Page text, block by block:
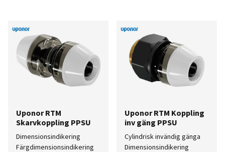
Uponor RTM
Skarvkoppling PPSU
Dimensionsindikering
Färgdimensionsindikering
Uponor RTM Koppling
inv gäng PPSU
Cylindrisk invändig gänga
Dimensionsindikering